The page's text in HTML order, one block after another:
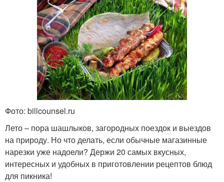
Фото: billcounsel.ru
Лето – пора шашлыков, загородных поездок и выездов
на природу. Но что делать, если обычные магазинные
нарезки уже надоели? Держи 20 самых вкусных,
интересных и удобных в приготовлении рецептов блюд
для пикника!